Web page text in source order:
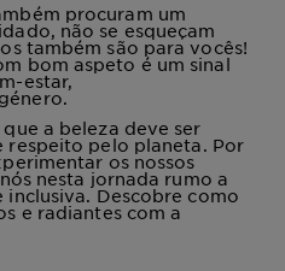
procuram um
não se esqueçam
também são para vocês!
bom aspeto é um sinal
estar,
a beleza deve ser
respeito pelo planeta. Por
os nossos
nesta jornada rumo a
inclusiva. Descobre como
e radiantes com a